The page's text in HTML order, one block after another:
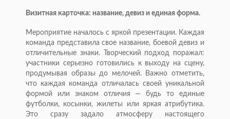
Визитная карточка: название, девиз и единая форма.
Мероприятие началось с яркой презентации. Каждая
команда представила свое название, боевой девиз и
отличительные знаки. Творческий подход поражал:
участники серьезно готовились к выходу на сцену,
продумывая образы до мелочей. Важно отметить,
что каждая команда отличалась своей уникальной
формой или знаком отличия — будь то единые
футболки, косынки, жилеты или яркая атрибутика.
Это сразу задало атмосферу настоящего